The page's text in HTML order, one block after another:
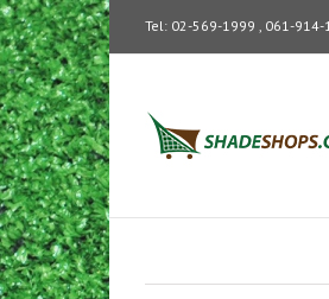
Tel: 02-569-1999 , 061-